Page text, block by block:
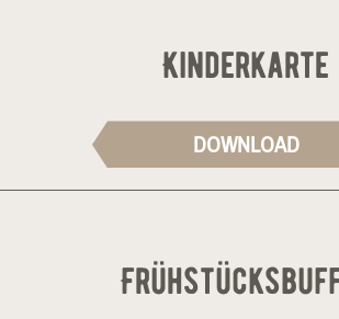
Kinderkarte
DOWNLOAD